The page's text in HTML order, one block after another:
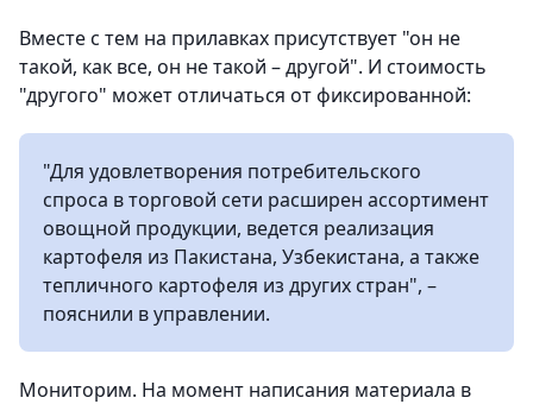
Вместе с тем на прилавках присутствует "он не
такой, как все, он не такой – другой". И стоимость
"другого" может отличаться от фиксированной:
"Для удовлетворения потребительского
спроса в торговой сети расширен ассортимент
овощной продукции, ведется реализация
картофеля из Пакистана, Узбекистана, а также
тепличного картофеля из других стран", –
пояснили в управлении.
Мониторим. На момент написания материала в